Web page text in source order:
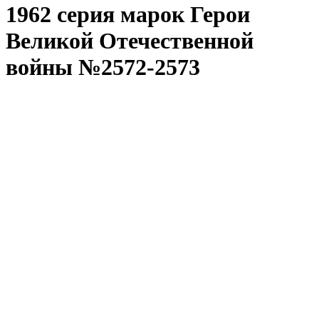
1962 серия марок Герои
Великой Отечественной
войны №2572-2573